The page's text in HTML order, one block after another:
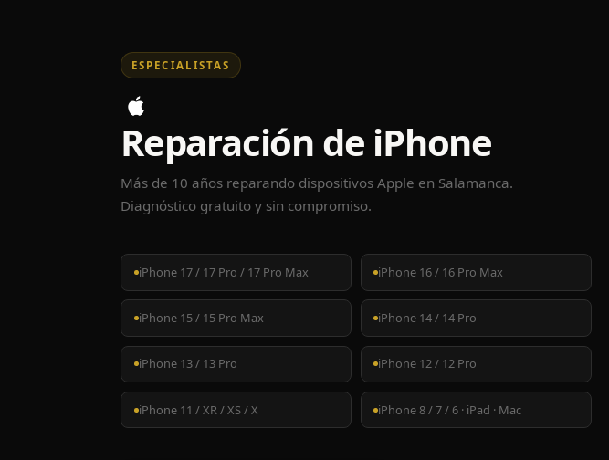
ESPECIALISTAS
Reparación de iPhone
Más de 10 años reparando dispositivos Apple en Salamanca.
Diagnóstico gratuito y sin compromiso.
iPhone 17 / 17 Pro / 17 Pro Max iPhone 16 / 16 Pro Max
iPhone 15 / 15 Pro Max iPhone 14 / 14 Pro
iPhone 13 / 13 Pro iPhone 12 / 12 Pro
iPhone 11 / XR / XS / X iPhone 8 / 7 / 6 · iPad · Mac